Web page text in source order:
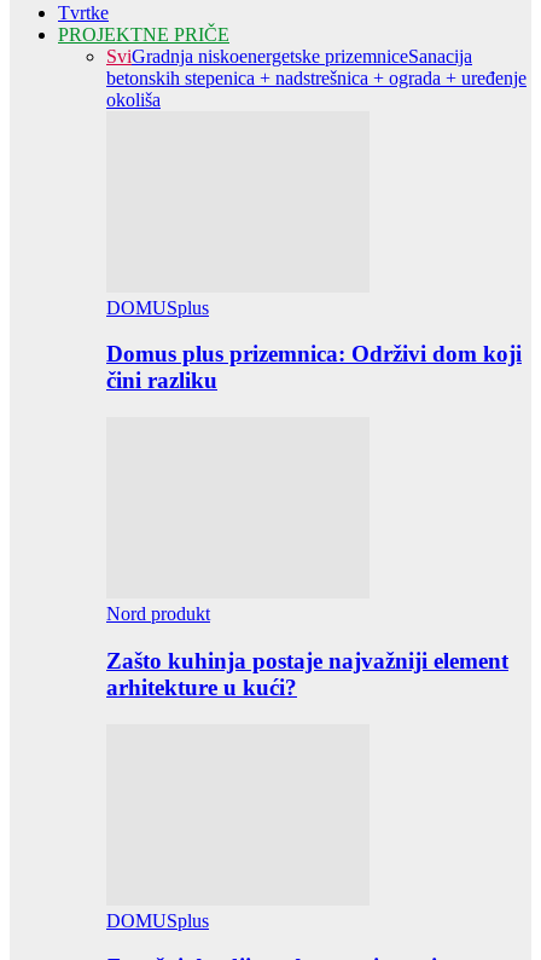
Tvrtke
PROJEKTNE PRIČE
SviGradnja niskoenergetske prizemniceSanacija
betonskih stepenica + nadstrešnica + ograda + uređenje
okoliša
DOMUSplus
Domus plus prizemnica: Održivi dom koji
čini razliku
Nord produkt
Zašto kuhinja postaje najvažniji element
arhitekture u kući?
DOMUSplus